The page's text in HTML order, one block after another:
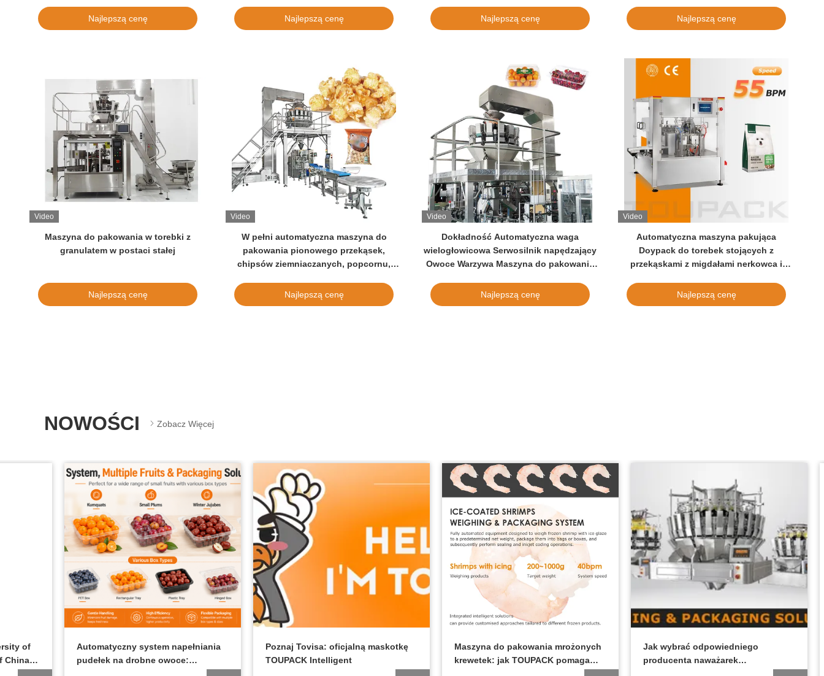
Najlepszą cenę
Najlepszą cenę
Najlepszą cenę
Najlepszą cenę
Video
Maszyna do pakowania w torebki z
granulatem w postaci stałej
Najlepszą cenę
Video
W pełni automatyczna maszyna do
pakowania pionowego przekąsek,
chipsów ziemniaczanych, popcornu,
chipsów krewetkowych
Najlepszą cenę
Video
Dokładność Automatyczna waga
wielogłowicowa Serwosilnik napędzający
Owoce Warzywa Maszyna do pakowania
Najlepszą cenę
Video
Automatyczna maszyna pakująca
Doypack do torebek stojących z
przekąskami z migdałami nerkowca i
Najlepszą cenę
NOWOŚCI Zobacz Więcej
of
of China
Automatyczny system napełniania
pudełek na drobne owoce:
Poznaj Tovisa: oficjalną maskotkę
TOUPACK Intelligent
Maszyna do pakowania mrożonych
krewetek: jak TOUPACK pomaga
Jak wybrać odpowiedniego
producenta naważarek